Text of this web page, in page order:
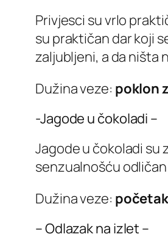
Privjesci su vrlo
su praktičan dar koji
zaljubljeni, a da ništa
Dužina veze: poklon
-Jagode u čokoladi –
Jagode u čokoladi su
senzualnošću
Dužina veze: početak
– Odlazak na izlet –